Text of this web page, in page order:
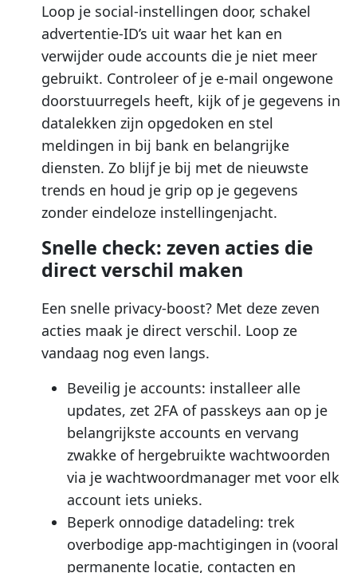
Loop je social-instellingen door, schakel
advertentie-ID’s uit waar het kan en
verwijder oude accounts die je niet meer
gebruikt. Controleer of je e-mail ongewone
doorstuurregels heeft, kijk of je gegevens in
datalekken zijn opgedoken en stel
meldingen in bij bank en belangrijke
diensten. Zo blijf je bij met de nieuwste
trends en houd je grip op je gegevens
zonder eindeloze instellingenjacht.
Snelle check: zeven acties die
direct verschil maken
Een snelle privacy-boost? Met deze zeven
acties maak je direct verschil. Loop ze
vandaag nog even langs.
Beveilig je accounts: installeer alle
updates, zet 2FA of passkeys aan op je
belangrijkste accounts en vervang
zwakke of hergebruikte wachtwoorden
via je wachtwoordmanager met voor elk
account iets unieks.
Beperk onnodige datadeling: trek
overbodige app-machtigingen in (vooral
permanente locatie, contacten en